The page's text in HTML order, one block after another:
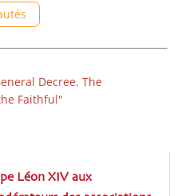
Léon XIV aux